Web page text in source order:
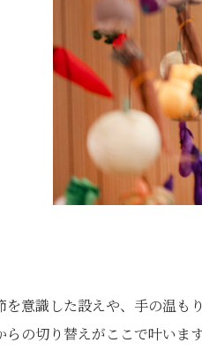
を意識した設えや、手の温
らの切り替えがここで叶いま